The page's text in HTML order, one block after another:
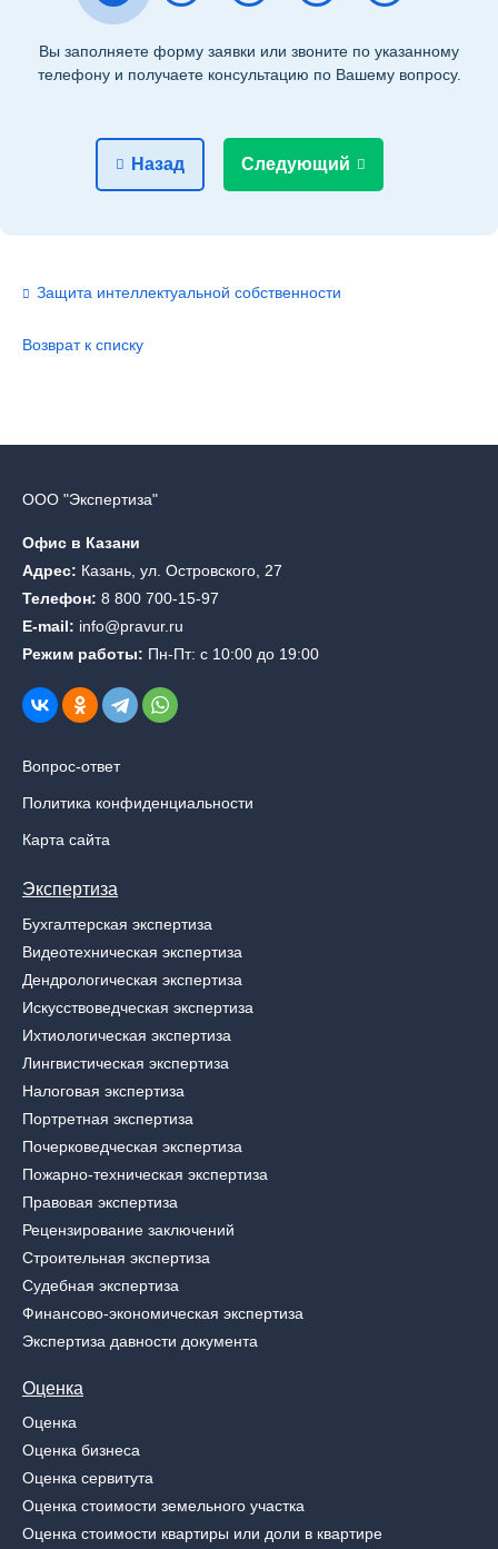
Вы заполняете форму заявки или звоните по указанному
телефону и получаете консультацию по Вашему вопросу.
Назад Следующий
Защита интеллектуальной собственности
Возврат к списку
ООО "Экспертиза"
Офис в Казани
Адрес: Казань, ул. Островского, 27
Телефон: 8 800 700-15-97
E-mail: info@pravur.ru
Режим работы: Пн-Пт: с 10:00 до 19:00
Вопрос-ответ
Политика конфиденциальности
Карта сайта
Экспертиза
Бухгалтерская экспертиза
Видеотехническая экспертиза
Дендрологическая экспертиза
Искусствоведческая экспертиза
Ихтиологическая экспертиза
Лингвистическая экспертиза
Налоговая экспертиза
Портретная экспертиза
Почерковедческая экспертиза
Пожарно-техническая экспертиза
Правовая экспертиза
Рецензирование заключений
Строительная экспертиза
Судебная экспертиза
Финансово-экономическая экспертиза
Экспертиза давности документа
Оценка
Оценка
Оценка бизнеса
Оценка сервитута
Оценка стоимости земельного участка
Оценка стоимости квартиры или доли в квартире